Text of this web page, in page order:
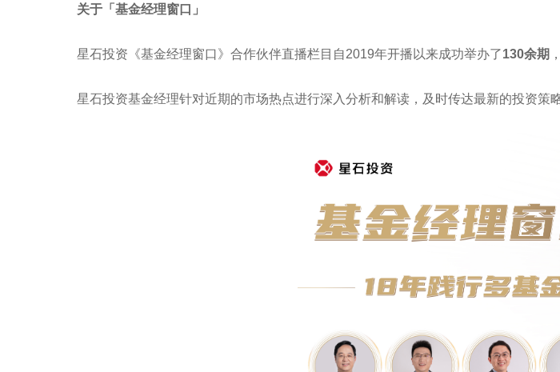
关于「基金经理窗口」
星石投资《基金经理窗口》合作伙伴直播栏目自2019年开播以来成功举办了130余期 ，
星石投资基金经理针对近期的市场热点进行深入分析和解读，及时传达最新的投资策